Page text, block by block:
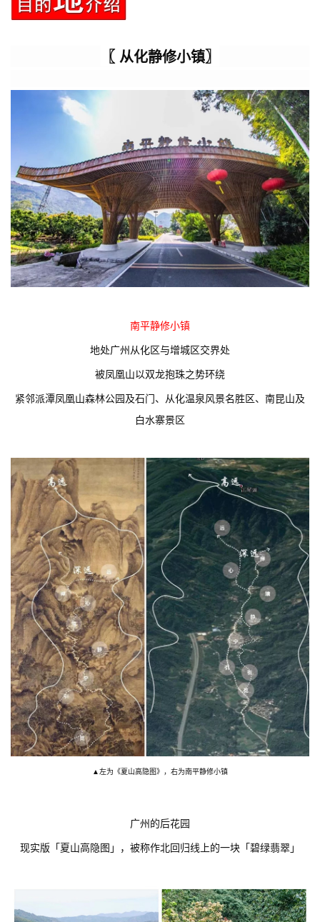
〖 从化静修小镇〗
南平静修小镇
地处广州从化区与增城区交界处
被凤凰山以双龙抱珠之势环绕
紧邻派潭凤凰山森林公园及石门、从化温泉风景名胜区、南昆山及
白水寨景区
▲左为《夏山高隐图》，右为南平静修小镇
广州的后花园
现实版「夏山高隐图」，被称作北回归线上的一块「碧绿翡翠」